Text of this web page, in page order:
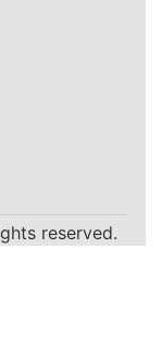
reserved.